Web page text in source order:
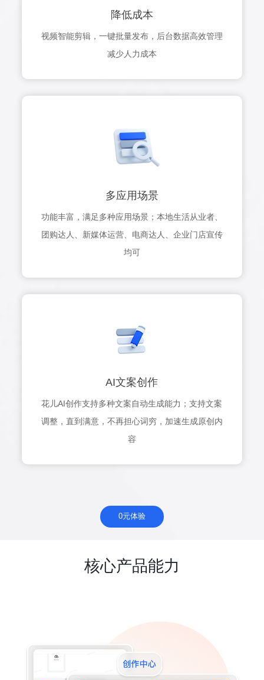
降低成本
视频智能剪辑，一键批量发布，后台数据高效管理
减少人力成本
多应用场景
功能丰富，满足多种应用场景；本地生活从业者、
团购达人、新媒体运营、电商达人、企业门店宣传
均可
AI文案创作
花儿AI创作支持多种文案自动生成能力；支持文案
调整，直到满意，不再担心词穷，加速生成原创内
容
0元体验
核心产品能力